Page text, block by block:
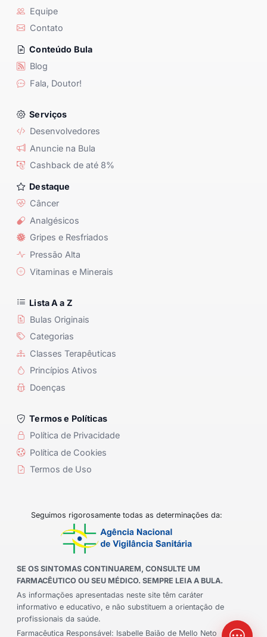
Equipe
Contato
Conteúdo Bula
Blog
Fala, Doutor!
Serviços
Desenvolvedores
Anuncie na Bula
Cashback de até 8%
Destaque
Câncer
Analgésicos
Gripes e Resfriados
Pressão Alta
Vitaminas e Minerais
Lista A a Z
Bulas Originais
Categorias
Classes Terapêuticas
Princípios Ativos
Doenças
Termos e Políticas
Política de Privacidade
Política de Cookies
Termos de Uso
Seguimos rigorosamente todas as determinações da:
SE OS SINTOMAS CONTINUAREM, CONSULTE UM
FARMACÊUTICO OU SEU MÉDICO. SEMPRE LEIA A BULA.
As informações apresentadas neste site têm caráter
informativo e educativo, e não substituem a orientação de
profissionais da saúde.
Farmacêutica Responsável: Isabelle Baião de Mello Neto